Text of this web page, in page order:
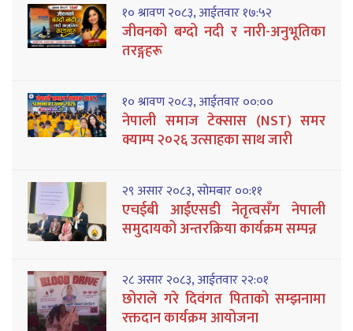
१० श्रावण २०८३, आईतवार १७:५२
जीवनको बग्दो नदी र नारी-अनुभूतिका
तरङ्गहरू
१० श्रावण २०८३, आईतवार ००:००
नेपाली समाज टेक्सास (NST) समर
क्याम्प २०२६ उत्साहका साथ जारी
२९ असार २०८३, सोमबार ००:११
एचईबी आईएसडी नेतृत्वसँग नेपाली
समुदायको अन्तरक्रिया कार्यक्रम सम्पन्न
२८ असार २०८३, आईतवार २२:०१
छोराले गरे दिवंगत पिताको सम्झनामा
रक्तदान कार्यक्रम आयोजना